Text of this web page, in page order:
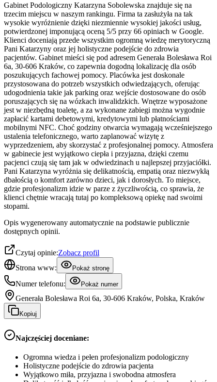
Gabinet Podologiczny Katarzyna Sobolewska znajduje się na
trzecim miejscu w naszym rankingu. Firma ta zasłużyła na tak
wysokie wyróżnienie dzięki niezmiennie wysokiej jakości usług,
potwierdzonej imponującą oceną 5/5 przy 66 opiniach w Google.
Klienci doceniają przede wszystkim ogromną wiedzę merytoryczną
Pani Katarzyny oraz jej holistyczne podejście do zdrowia
pacjentów. Gabinet mieści się pod adresem Generała Bolesława Roi
6a, 30-606 Kraków, co zapewnia dogodną lokalizację dla osób
poszukujących fachowej pomocy. Placówka jest doskonale
przystosowana do potrzeb wszystkich odwiedzających, oferując
udogodnienia takie jak parking oraz wejście dostosowane do osób
poruszających się na wózkach inwalidzkich. Wnętrze wyposażone
jest w niezbędną toaletę, a za wykonane zabiegi można wygodnie
zapłacić kartami debetowymi, kredytowymi lub płatnościami
mobilnymi NFC. Choć godziny otwarcia wymagają wcześniejszego
ustalenia telefonicznego, warto zaplanować wizytę z
wyprzedzeniem, aby skorzystać z profesjonalnej pomocy. Atmosfera
w gabinecie jest wyjątkowo ciepła i przyjazna, dzięki czemu
pacjenci czują się tam jak w odwiedzinach u najlepszej przyjaciółki.
Pani Katarzyna wyróżnia się delikatnością, empatią oraz niezwykłą
dbałością o komfort zarówno dzieci, jak i dorosłych. To miejsce,
gdzie profesjonalizm idzie w parze z życzliwością, co sprawia, że
klienci chętnie wracają tutaj po kompleksową opiekę nad swoimi
stopami.
Opis wygenerowany automatycznie na podstawie publicznie
dostępnych opinii.
Czytaj opinie:Zobacz profil
Strona www:
Pokaż stronę
Numer telefonu: Pokaż numer
Generała Bolesława Roi 6a, 30-606 Kraków, Polska, Kraków
Kopiuj
Najczęściej doceniane:
Ogromna wiedza i pełen profesjonalizm podologiczny
Holistyczne podejście do zdrowia pacjenta
Wyjątkowo miła, przyjazna i swobodna atmosfera